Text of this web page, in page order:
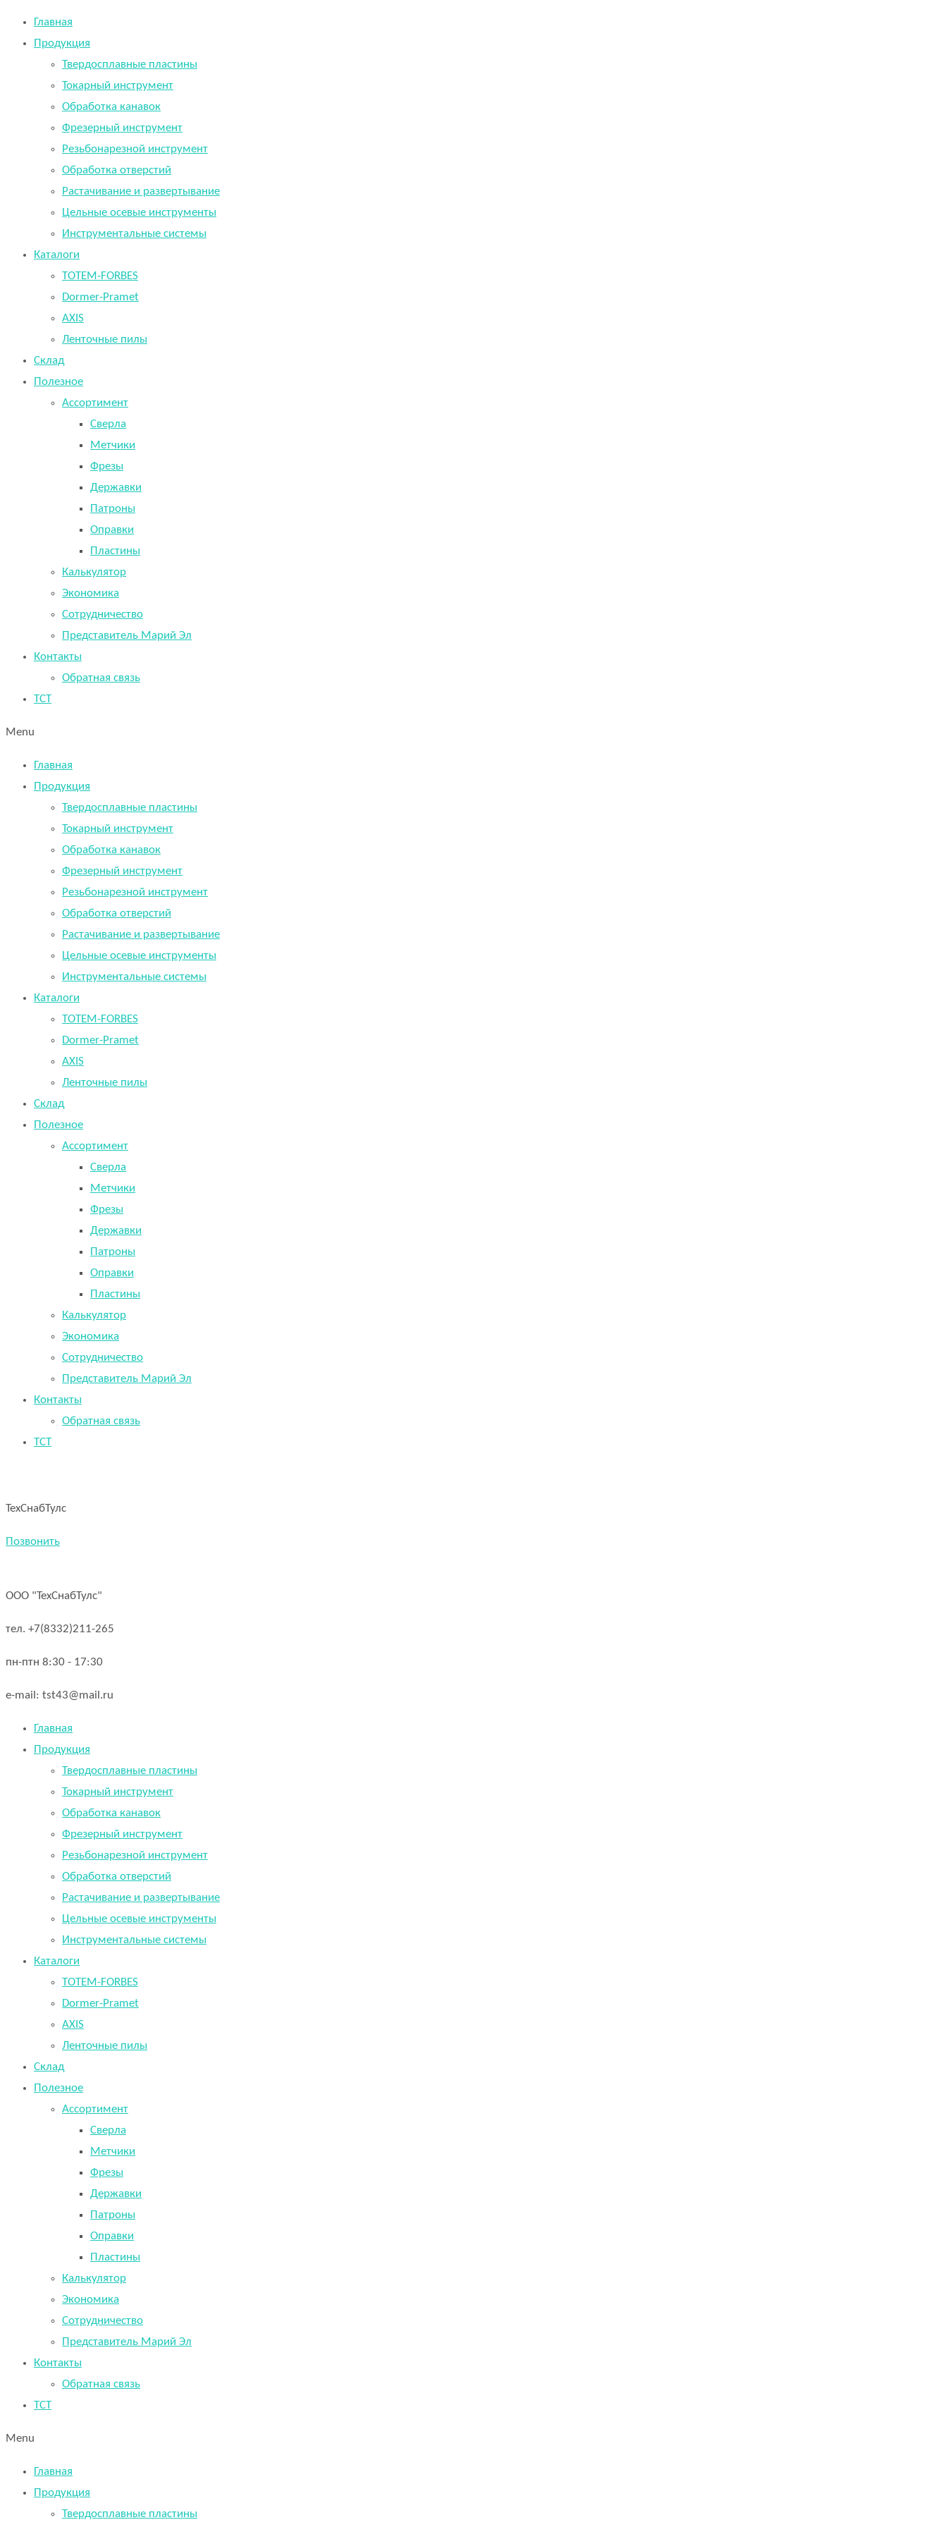
Главная
Продукция
Твердосплавные пластины
Токарный инструмент
Обработка канавок
Фрезерный инструмент
Резьбонарезной инструмент
Обработка отверстий
Растачивание и развертывание
Цельные осевые инструменты
Инструментальные системы
Каталоги
TOTEM-FORBES
Dormer-Pramet
AXIS
Ленточные пилы
Склад
Полезное
Ассортимент
Сверла
Метчики
Фрезы
Державки
Патроны
Оправки
Пластины
Калькулятор
Экономика
Сотрудничество
Представитель Марий Эл
Контакты
Обратная связь
TCT
Menu
Главная
Продукция
Твердосплавные пластины
Токарный инструмент
Обработка канавок
Фрезерный инструмент
Резьбонарезной инструмент
Обработка отверстий
Растачивание и развертывание
Цельные осевые инструменты
Инструментальные системы
Каталоги
TOTEM-FORBES
Dormer-Pramet
AXIS
Ленточные пилы
Склад
Полезное
Ассортимент
Сверла
Метчики
Фрезы
Державки
Патроны
Оправки
Пластины
Калькулятор
Экономика
Сотрудничество
Представитель Марий Эл
Контакты
Обратная связь
TCT
ТехСнабТулс
Позвонить
ООО "ТехСнабТулс"
тел. +7(8332)211-265
пн-птн 8:30 - 17:30
e-mail: tst43@mail.ru
Главная
Продукция
Твердосплавные пластины
Токарный инструмент
Обработка канавок
Фрезерный инструмент
Резьбонарезной инструмент
Обработка отверстий
Растачивание и развертывание
Цельные осевые инструменты
Инструментальные системы
Каталоги
TOTEM-FORBES
Dormer-Pramet
AXIS
Ленточные пилы
Склад
Полезное
Ассортимент
Сверла
Метчики
Фрезы
Державки
Патроны
Оправки
Пластины
Калькулятор
Экономика
Сотрудничество
Представитель Марий Эл
Контакты
Обратная связь
TCT
Menu
Главная
Продукция
Твердосплавные пластины